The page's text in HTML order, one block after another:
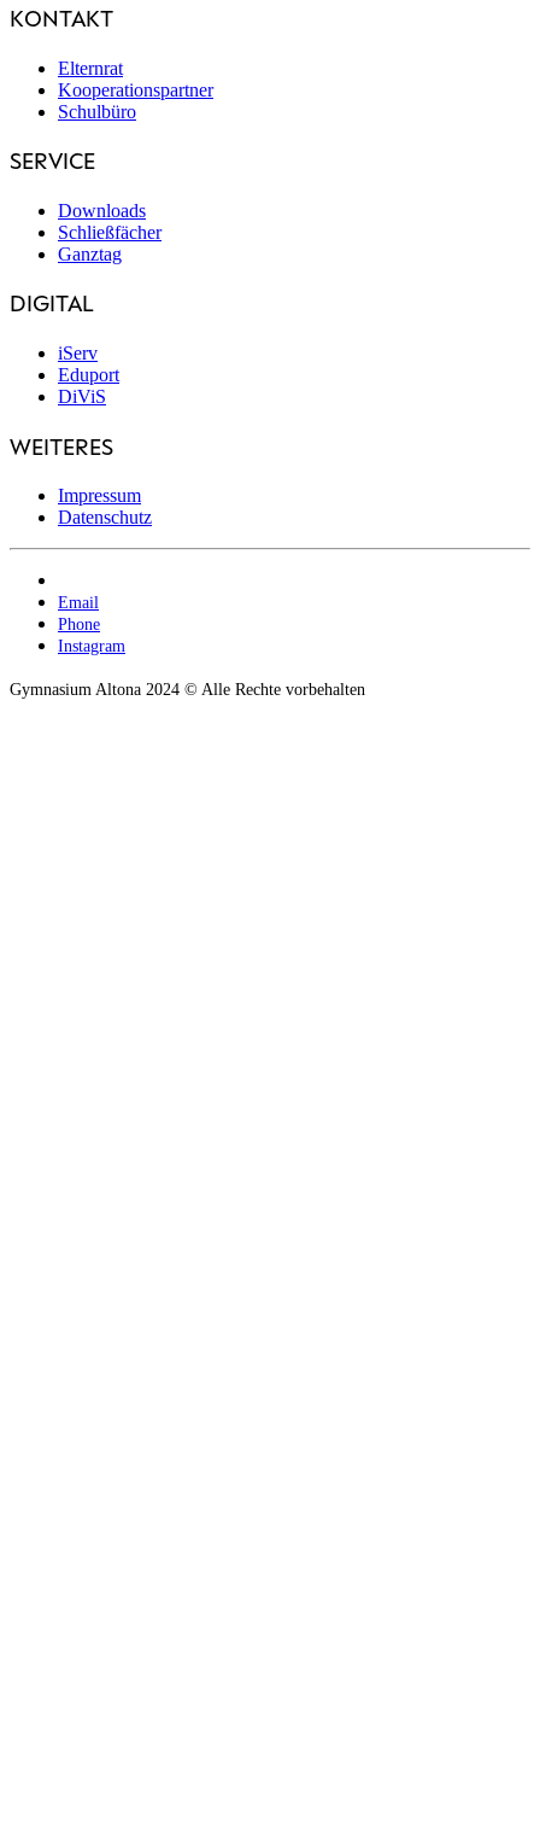
KONTAKT
Elternrat
Kooperationspartner
Schulbüro
SERVICE
Downloads
Schließfächer
Ganztag
DIGITAL
iServ
Eduport
DiViS
WEITERES
Impressum
Datenschutz
Email
Phone
Instagram
Gymnasium Altona 2024 © Alle Rechte vorbehalten